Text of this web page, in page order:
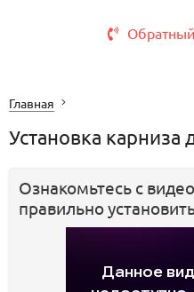
Главная
Установка карниза
Ознакомьтесь с
правильно